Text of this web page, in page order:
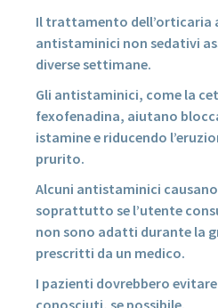
Il trattamento dell’orticaria
antistaminici non sedativi
diverse settimane.
Gli antistaminici, come la
fexofenadina, aiutano
istamine e riducendo
prurito.
Alcuni antistaminici
soprattutto se l’utente
non sono adatti durante la
prescritti da un medico.
I pazienti dovrebbero